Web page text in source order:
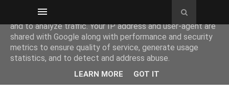
This site uses cookies from Google to deliver its services
and to analyze traffic. Your IP address and user-agent are
shared with Google along with performance and security
metrics to ensure quality of service, generate usage
statistics, and to detect and address abuse.
LEARN MORE GOT IT